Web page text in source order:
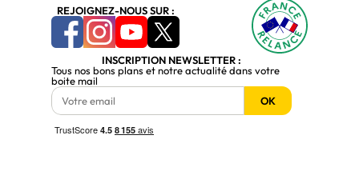
capables de faire tourner les derniers jeux vidéo avec une fluidité
. Sans oublier leur compatibilité avec la réalité virtuelle, vous
plongeant dans des mondes immersifs d'une réalité bluffante.
Ces bijoux de technologie disposent d'un refroidissement à la pointe,
garantissant une performance maximale et une durée de vie
prolongée de votre matériel. Leur design moderne et leur éclairage
REJOIGNEZ-NOUS SUR :
INSCRIPTION NEWSLETTER :
Tous nos bons plans et notre actualité dans votre
boite mail
OK